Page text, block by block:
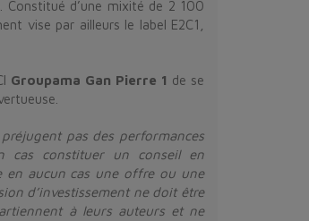
Constitué d’une mixité de 2 100
vise par ailleurs le label E2C1,
Groupama Gan Pierre 1 de se
pas des performances
cas constituer un conseil en
en aucun cas une offre ou une
d’investissement ne doit être
à leurs auteurs et ne